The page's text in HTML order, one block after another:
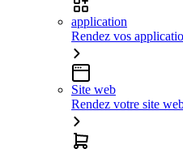
application
Rendez vos
Site web
Rendez votre site